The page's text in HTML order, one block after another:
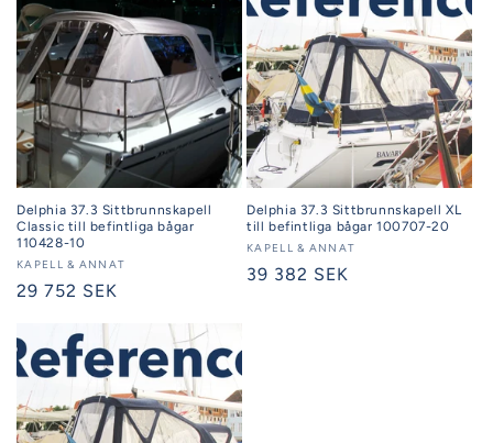
Delphia 37.3 Sittbrunnskapell
Classic till befintliga bågar
110428-10
Säljare:
KAPELL & ANNAT
Ordinarie
29 752 SEK
Delphia 37.3 Sittbrunnskapell XL
till befintliga bågar 100707-20
Säljare:
KAPELL & ANNAT
Ordinarie
39 382 SEK